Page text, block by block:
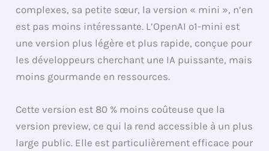
complexes, sa petite sœur, la version « mini », n’en
est pas moins intéressante. L’OpenAI o1-mini est
une version plus légère et plus rapide, conçue pour
les développeurs cherchant une IA puissante, mais
moins gourmande en ressources.
Cette version est 80 % moins coûteuse que la
version preview, ce qui la rend accessible à un plus
large public. Elle est particulièrement efficace pour